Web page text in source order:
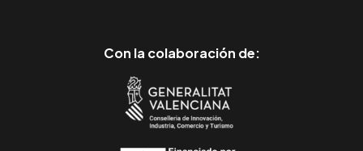
Con la colaboración de: